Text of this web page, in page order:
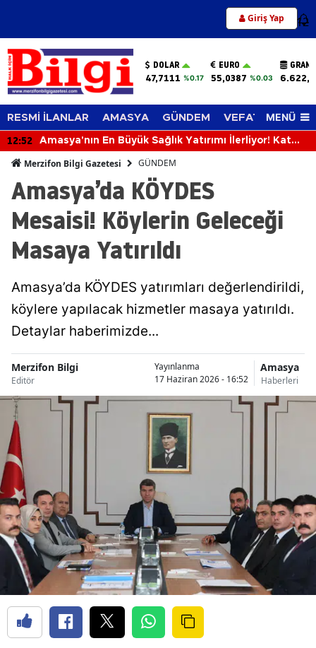
Giriş Yap 12
DOLAR
47,7111 %0.17
EURO
55,0387 %0.03
RESMİ İLANLAR AMASYA GÜNDEM VEFAT EDENLER
MENÜ
12:52
Amasya'nın En Büyük Sağlık Yatırımı İlerliyor! Kat
Merzifon Bilgi Gazetesi GÜNDEM
Amasya’da KÖYDES
Mesaisi! Köylerin Geleceği
Masaya Yatırıldı
Amasya’da KÖYDES yatırımları değerlendirildi,
köylere yapılacak hizmetler masaya yatırıldı.
Detaylar haberimizde...
Merzifon Bilgi
Editör
Yayınlanma
17 Haziran 2026 - 16:52
Amasya
Haberleri